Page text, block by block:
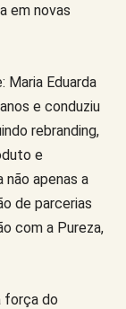
em novas
Maria Eduarda
e conduziu
rebranding,
e
não apenas a
de parcerias
com a Pureza,
força do